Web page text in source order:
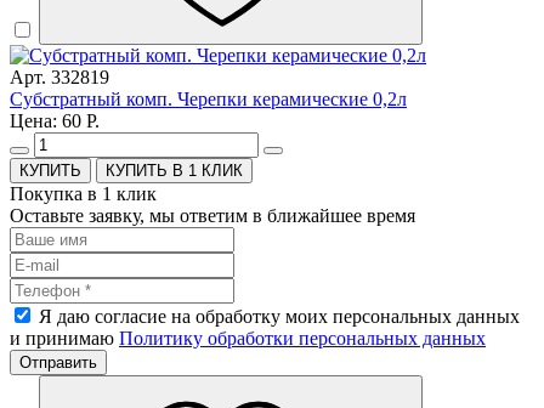
Арт. 332819
Субстратный комп. Черепки керамические 0,2л
Цена: 60 Р.
КУПИТЬ В 1 КЛИК
Покупка в 1 клик
Оставьте заявку, мы ответим в ближайшее время
Я даю согласие на обработку моих персональных данных
и принимаю Политику обработки персональных данных
Отправить